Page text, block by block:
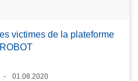
victimes de la plateforme
01.08.2020